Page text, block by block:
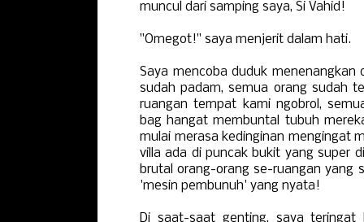
muncul dari samping saya, Si Vahid!
"Omegot!" saya menjerit dalam hati.
Saya mencoba duduk menenangkan
sudah padam, semua orang sudah
ruangan tempat kami ngobrol,
bag hangat membuntal tubuh
mulai merasa kedinginan mengingat
villa ada di puncak bukit yang super
brutal orang-orang se-ruangan yang
'mesin pembunuh' yang nyata!
Di saat-saat genting, saya teringat